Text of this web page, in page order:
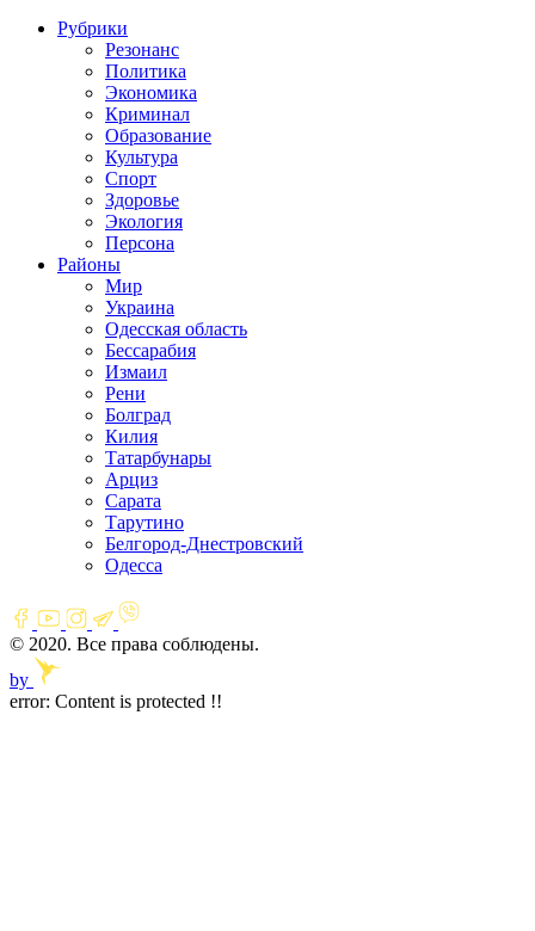
Рубрики
Резонанс
Политика
Экономика
Криминал
Образование
Культура
Спорт
Здоровье
Экология
Персона
Районы
Мир
Украина
Одесская область
Бессарабия
Измаил
Рени
Болград
Килия
Татарбунары
Арциз
Сарата
Тарутино
Белгород-Днестровский
Одесса
© 2020. Все права соблюдены.
by
error: Content is protected !!